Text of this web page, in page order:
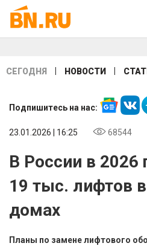
СЕГОДНЯ НОВОСТИ
Подпишитесь на нас:
23.01.2026 | 16:25 68544
В России в 2026
19 тыс. лифтов
домах
Планы по замене лифтового